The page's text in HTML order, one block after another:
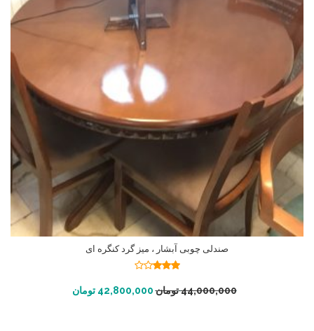
صندلی چوبی آبشار ، میز گرد کنگره ای
5
44,000,000تومان 42,800,000 تومان افزودن به سبد خرید